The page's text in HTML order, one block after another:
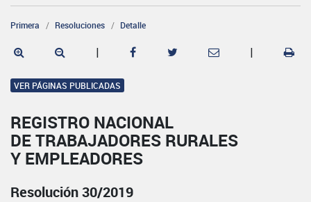
Primera Resoluciones Detalle
| |
VER PÁGINAS PUBLICADAS
REGISTRO NACIONAL
DE TRABAJADORES RURALES
Y EMPLEADORES
Resolución 30/2019